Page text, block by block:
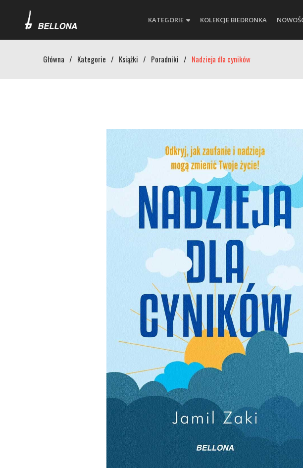
KATEGORIE KOLEKCJE BIEDRONKA
Główna / Kategorie / Książki / Poradniki / Nadzieja dla cyników